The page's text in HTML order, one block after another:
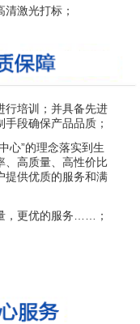
激光打标；
行培训；并具备先进
段确保产品品质；
心”的理念落实到生
、高质量、高性价比
提供优质的服务和满
，更优的服务……；